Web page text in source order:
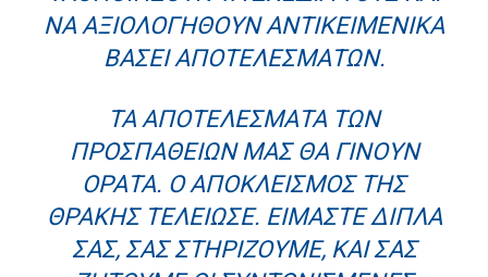
ΝΑ ΑΞΙΟΛΟΓΗΘΟΎΝ ΑΝΤΙΚΕΙΜΕΝΙΚΆ
ΒΆΣΕΙ ΑΠΟΤΕΛΕΣΜΆΤΩΝ.
ΤΑ ΑΠΟΤΕΛΈΣΜΑΤΑ ΤΩΝ
ΠΡΟΣΠΑΘΕΙΏΝ ΜΑΣ ΘΑ ΓΊΝΟΥΝ
ΟΡΑΤΆ. Ο ΑΠΟΚΛΕΙΣΜΌΣ ΤΗΣ
ΘΡΆΚΗΣ ΤΕΛΕΊΩΣΕ. ΕΊΜΑΣΤΕ ΔΊΠΛΑ
ΣΑΣ, ΣΑΣ ΣΤΗΡΊΖΟΥΜΕ, ΚΑΙ ΣΑΣ